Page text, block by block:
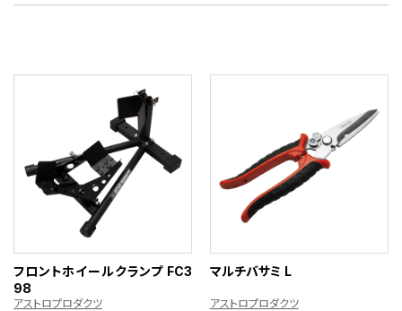
フロントホイールクランプ FC3
98
アストロプロダクツ
マルチバサミ L
アストロプロダクツ